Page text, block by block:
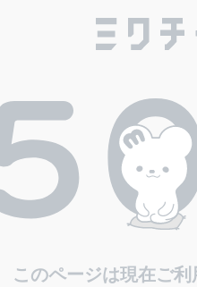
このページは現在ご